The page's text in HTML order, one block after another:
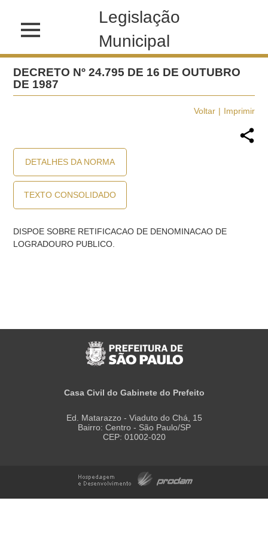
Legislação
Municipal
DECRETO Nº 24.795 DE 16 DE OUTUBRO
DE 1987
Voltar Imprimir
DETALHES DA NORMA
TEXTO CONSOLIDADO
DISPOE SOBRE RETIFICACAO DE DENOMINACAO DE
LOGRADOURO PUBLICO.
Casa Civil do Gabinete do Prefeito
Ed. Matarazzo - Viaduto do Chá, 15
Bairro: Centro - São Paulo/SP
CEP: 01002-020